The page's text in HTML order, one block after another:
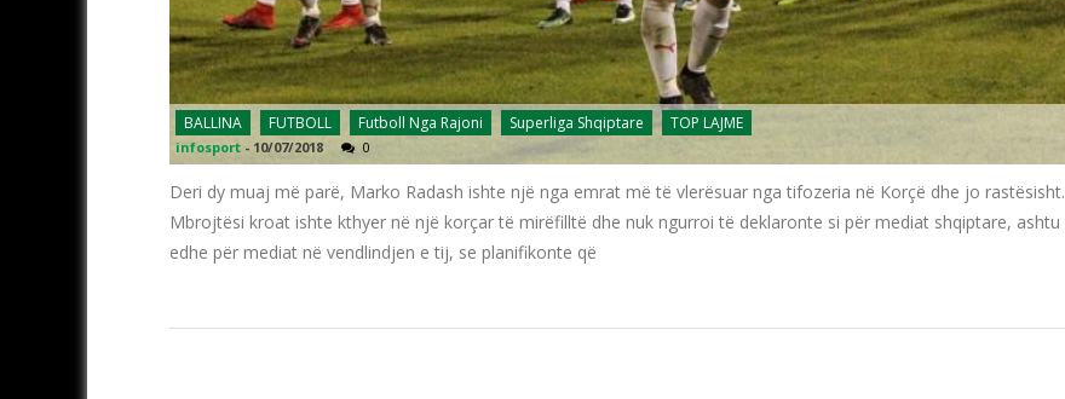
BALLINA FUTBOLL Futboll Nga Rajoni Superliga Shqiptare TOP LAJME
infosport - 10/07/2018 0
Deri dy muaj më parë, Marko Radash ishte një nga emrat më të vlerësuar nga tifozeria në Korçë dhe jo rastësisht.
Mbrojtësi kroat ishte kthyer në një korçar të mirëfilltë dhe nuk ngurroi të deklaronte si për mediat shqiptare, ashtu
edhe për mediat në vendlindjen e tij, se planifikonte që